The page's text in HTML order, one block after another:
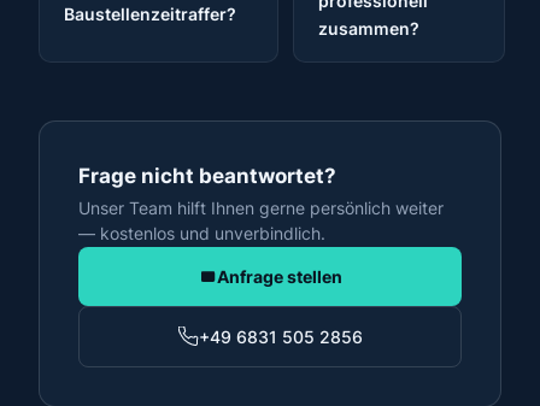
Baustellenzeitraffer?
zusammen?
Frage nicht beantwortet?
Unser Team hilft Ihnen gerne persönlich weiter
— kostenlos und unverbindlich.
Anfrage stellen
+49 6831 505 2856